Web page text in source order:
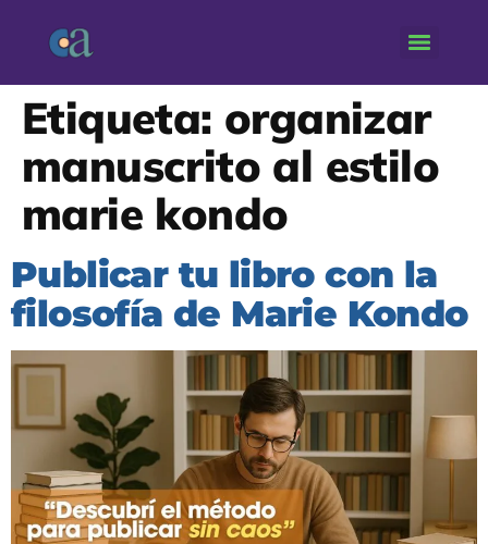
Etiqueta: organizar
manuscrito al estilo
marie kondo
Publicar tu libro con la
filosofía de Marie Kondo